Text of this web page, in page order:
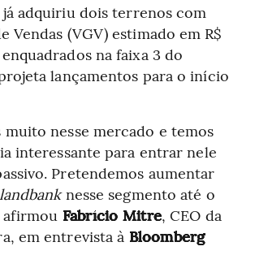
adquiriu dois terrenos com
Vendas (VGV) estimado em R$
na faixa 3 do
lançamentos para o início
muito nesse mercado e temos
interessante para entrar nele
Pretendemos aumentar
landbanknesse segmento até o
afirmou Fabrício Mitre, CEO da
em entrevista à Bloomberg